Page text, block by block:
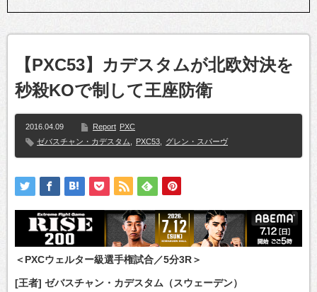
【PXC53】カデスタムが北欧対決を
秒殺KOで制して王座防衛
2016.04.09 Report PXC
ゼバスチャン・カデスタム
PXC53 グレン・スパーヴ
＜PXCウェルター級選手権試合／5分3R＞
[王者] ゼバスチャン・カデスタム（スウェーデン）